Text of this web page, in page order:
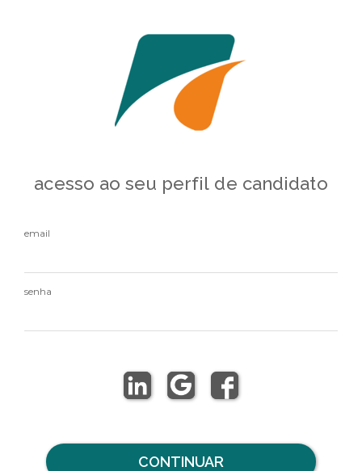
acesso ao seu perfil de candidato
email
senha
CONTINUAR